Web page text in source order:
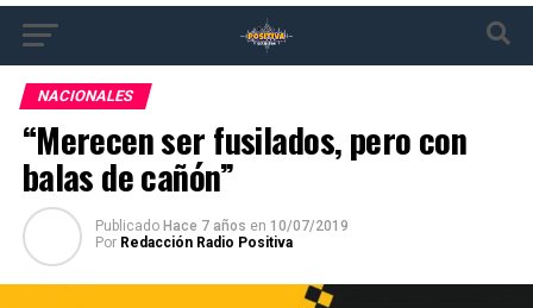
NACIONALES
“Merecen ser fusilados, pero con
balas de cañón”
Publicado Hace 7 años en 10/07/2019
Por Redacción Radio Positiva